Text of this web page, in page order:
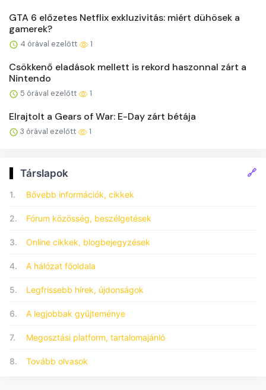
GTA 6 előzetes Netflix exkluzivitás: miért dühösek a
gamerek?
4 órával ezelőtt 1
Csökkenő eladások mellett is rekord haszonnal zárt a
Nintendo
5 órával ezelőtt 1
Elrajtolt a Gears of War: E-Day zárt bétája
3 órával ezelőtt 1
Társlapok 🔗
1. Bővebb információk, cikkek
2. Fórum közösség, beszélgetések
3. Online cikkek, blogbejegyzések
4. A hálózat főoldala
5. Legfrissebb hírek, újdonságok
6. A legjobbak gyűjteménye
7. Megosztási platform, tartalomajánló
8. Tovább olvasok